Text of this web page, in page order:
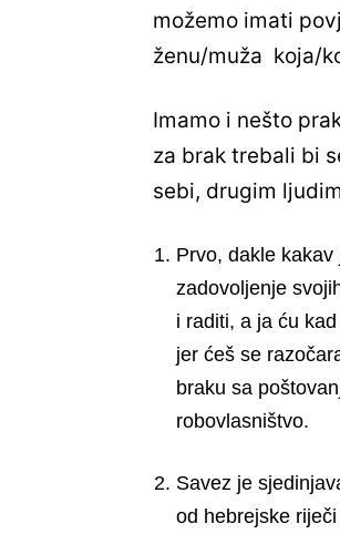
možemo imati
ženu/muža koja/
Imamo i nešto
za brak trebali bi
sebi, drugim
Prvo, dakle
zadovoljenje
i raditi, a ja ću
jer ćeš se
braku sa
robovlasništvo.
Savez je
od hebrejske